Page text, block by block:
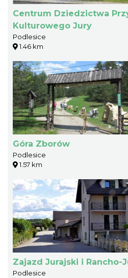
Centrum Dziedzictwa
Kulturowego Jury
Podlesice
1.46 km
Góra Zborów
Podlesice
1.57 km
Zajazd Jurajski i Rancho-
Podlesice